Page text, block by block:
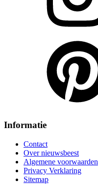
Informatie
Contact
Over nieuwsbeest
Algemene voorwaarden
Privacy Verklaring
Sitemap